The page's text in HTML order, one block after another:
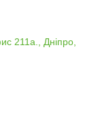
211а., Дніпро,